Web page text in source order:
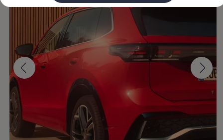
Servizi e accessori
Campagne di richiamo
Assistenza e ricambi
Accessori e lifestyle
Garanzia
Pacchetti di servizi
Assistenza in caso di guasti o incidenti
Rapporto del danno online
Assicurazioni
Extra digitali
Ricerca dei servizi per il proprio modello
App Volkswagen, login e shop
Collegare cellulare e veicolo
Aggiornamenti per software, mappe e radio